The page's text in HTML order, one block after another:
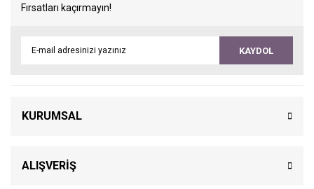
Fırsatları kaçırmayın!
KAYDOL
KURUMSAL
ALIŞVERİŞ